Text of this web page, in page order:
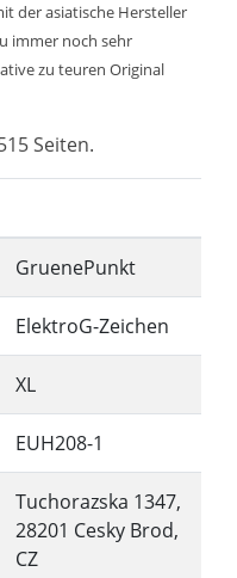
der asiatische Hersteller
immer noch sehr
zu teuren Original
Seiten.
GruenePunkt
ElektroG-Zeichen
XL
EUH208-1
Tuchorazska 1347,
28201 Cesky Brod,
CZ